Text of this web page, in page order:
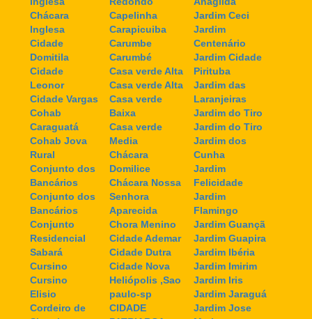
Chácara
Inglesa
Cidade
Domitila
Cidade
Leonor
Cidade Vargas
Cohab
Caraguatá
Cohab Jova
Rural
Conjunto dos
Bancários
Conjunto dos
Bancários
Conjunto
Residencial
Sabará
Cursino
Cursino
Elisio
Cordeiro de
Capelinha
Carapicuiba
Carumbe
Carumbé
Casa verde Alta
Casa verde Alta
Casa verde
Baixa
Casa verde
Media
Chácara
Domilice
Chácara Nossa
Senhora
Aparecida
Chora Menino
Cidade Ademar
Cidade Dutra
Cidade Nova
Heliópolis ,Sao
paulo-sp
CIDADE
Jardim Ceci
Jardim
Centenário
Jardim Cidade
Pirituba
Jardim das
Laranjeiras
Jardim do Tiro
Jardim do Tiro
Jardim dos
Cunha
Jardim
Felicidade
Jardim
Flamingo
Jardim Guançã
Jardim Guapira
Jardim Ibéria
Jardim Imirim
Jardim Iris
Jardim Jaraguá
Jardim Jose